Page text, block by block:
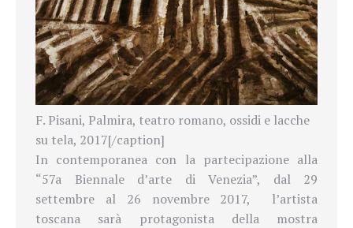
F. Pisani, Palmira, teatro romano, ossidi e lacche
su tela, 2017[/caption]
In contemporanea con la partecipazione alla
“57a Biennale d’arte di Venezia”, dal 29
settembre al 26 novembre 2017,
l’artista
toscana sarà protagonista della mostra